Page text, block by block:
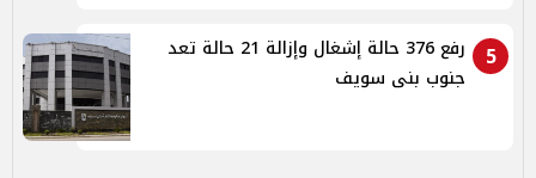
5
رفع 376 حالة إشغال وإزالة 21 حالة تعد
جنوب بنى سويف